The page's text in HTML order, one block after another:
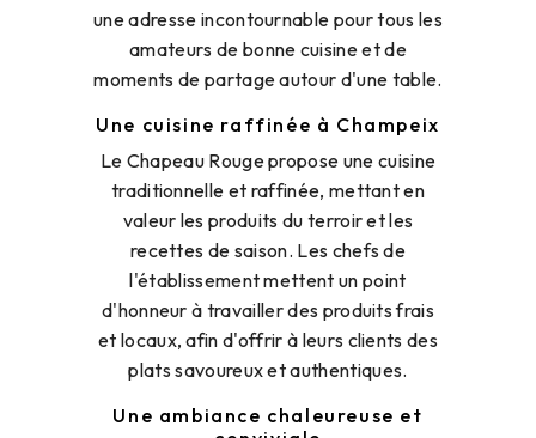
une adresse incontournable pour tous les
amateurs de bonne cuisine et de
moments de partage autour d'une table.
Une cuisine raffinée à Champeix
Le Chapeau Rouge propose une cuisine
traditionnelle et raffinée, mettant en
valeur les produits du terroir et les
recettes de saison. Les chefs de
l'établissement mettent un point
d'honneur à travailler des produits frais
et locaux, afin d'offrir à leurs clients des
plats savoureux et authentiques.
Une ambiance chaleureuse et